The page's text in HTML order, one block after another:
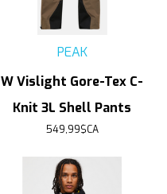
PEAK
W Vislight Gore-Tex C-
Knit 3L Shell Pants
549,99$CA